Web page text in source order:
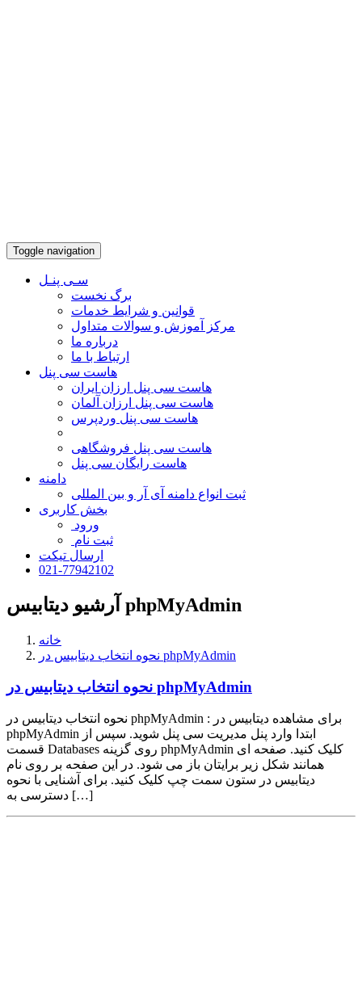
Toggle navigation
سـی پنـل
برگ نخست
قوانین و شرایط خدمات
مرکز آموزش و سوالات متداول
درباره ما
ارتباط با ما
هاست سی پنل
هاست سی پنل ارزان ایران
هاست سی پنل ارزان آلمان
هاست سی پنل وردپرس
هاست سی پنل فروشگاهی
هاست رایگان سی پنل
دامنه
ثبت انواع دامنه آی آر و بین المللی
بخش کاربری
ورود
ثبت نام
ارسال تیکت
021-77942102
آرشیو دیتابیس phpMyAdmin
خانه
نحوه انتخاب دیتابیس در phpMyAdmin
نحوه انتخاب دیتابیس در phpMyAdmin
نحوه انتخاب دیتابیس در phpMyAdmin : برای مشاهده دیتابیس در
phpMyAdmin ابتدا وارد پنل مدیریت سی پنل شوید. سپس از
قسمت Databases روی گزینه phpMyAdmin کلیک کنید. صفحه ای
همانند شکل زیر برایتان باز می شود. در این صفحه بر روی نام
دیتابیس در ستون سمت چپ کلیک کنید. برای آشنایی با نحوه
دسترسی به […]